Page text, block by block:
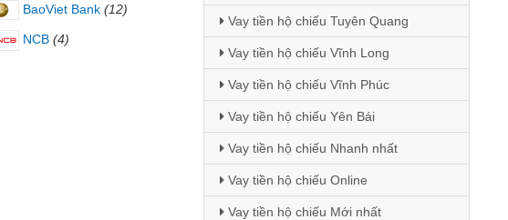
BaoViet Bank (12)
NCB (4)
Vay tiền hộ chiếu Tuyên Quang
Vay tiền hộ chiếu Vĩnh Long
Vay tiền hộ chiếu Vĩnh Phúc
Vay tiền hộ chiếu Yên Bái
Vay tiền hộ chiếu Nhanh nhất
Vay tiền hộ chiếu Online
Vay tiền hộ chiếu Mới nhất